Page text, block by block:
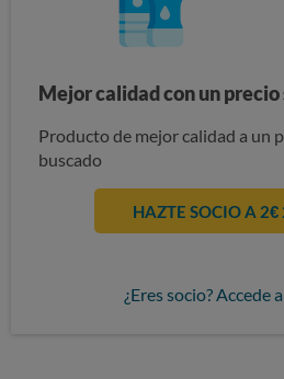
Mejor calidad con un
Producto de mejor calidad a un
buscado
HAZTE SOCIO A 2€
¿Eres socio? Accede